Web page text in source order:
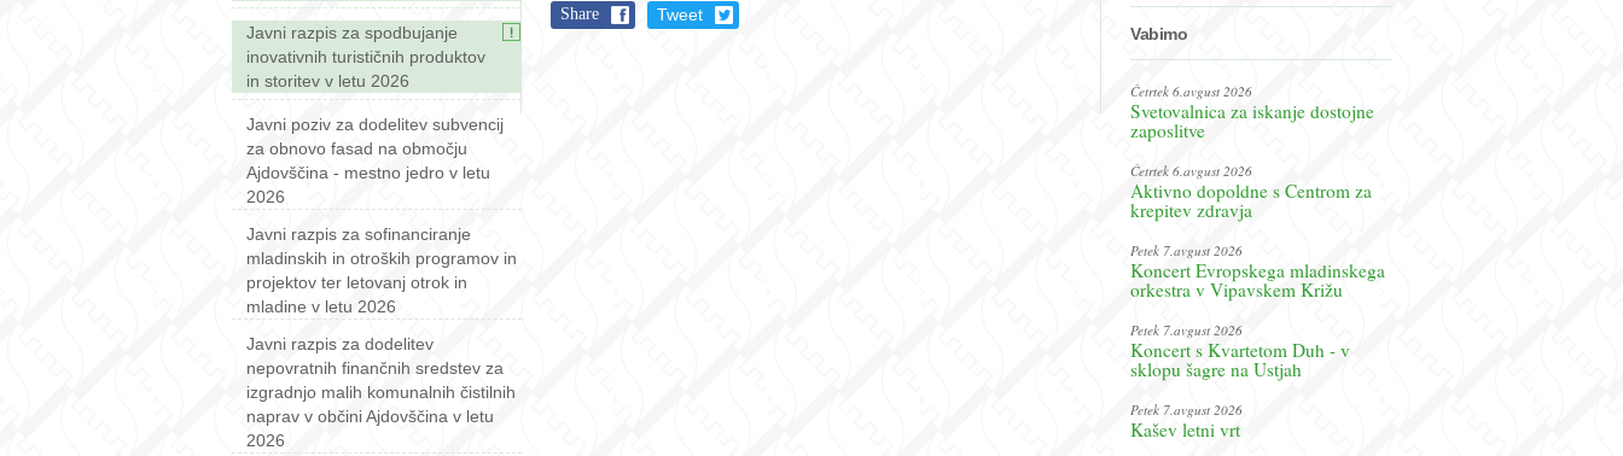
Javni razpis za spodbujanje
inovativnih turističnih produktov
in storitev v letu 2026
Javni poziv za dodelitev subvencij
za obnovo fasad na območju
Ajdovščina - mestno jedro v letu
2026
Javni razpis za sofinanciranje
mladinskih in otroških programov in
projektov ter letovanj otrok in
mladine v letu 2026
Javni razpis za dodelitev
nepovratnih finančnih sredstev za
izgradnjo malih komunalnih čistilnih
naprav v občini Ajdovščina v letu
2026
Share Tweet
Vabimo
Četrtek 6.avgust 2026
Svetovalnica za iskanje dostojne
zaposlitve
Četrtek 6.avgust 2026
Aktivno dopoldne s Centrom za
krepitev zdravja
Petek 7.avgust 2026
Koncert Evropskega mladinskega
orkestra v Vipavskem Križu
Petek 7.avgust 2026
Koncert s Kvartetom Duh - v
sklopu šagre na Ustjah
Petek 7.avgust 2026
Kašev letni vrt